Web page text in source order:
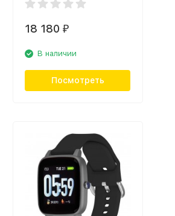
Чёрный
18 180₽
В наличии
Посмотреть